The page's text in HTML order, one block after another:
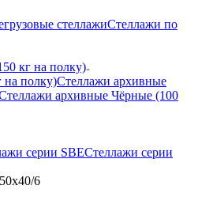
стеллажиСтеллажи по
кг на полку)
на полку)Стеллажи архивные
архивные Чёрные (100
серии SBEСтеллажи серии
6